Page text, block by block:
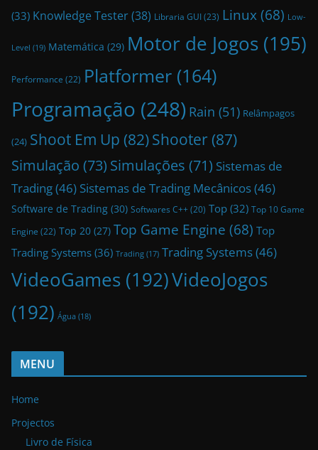
(33) Knowledge Tester(38) Libraria GUI(23) Linux(68) Low-
Level (19) Matemática (29) Motor de Jogos (195)
Performance (22) Platformer (164)
Programação (248) Rain (51) Relâmpagos
(24) Shoot Em Up (82)Shooter (87)
Simulação (73) Simulações (71) Sistemas de
Trading(46) Sistemas de Trading Mecânicos(46)
Software de Trading (30) Softwares C++ (20) Top (32) Top 10 Game
Engine (22) Top 20 (27) Top Game Engine (68) Top
Trading Systems (36) Trading (17) Trading Systems(46)
VideoGames (192)VideoJogos
(192) Água (18)
MENU
Home
Projectos
Livro de Física